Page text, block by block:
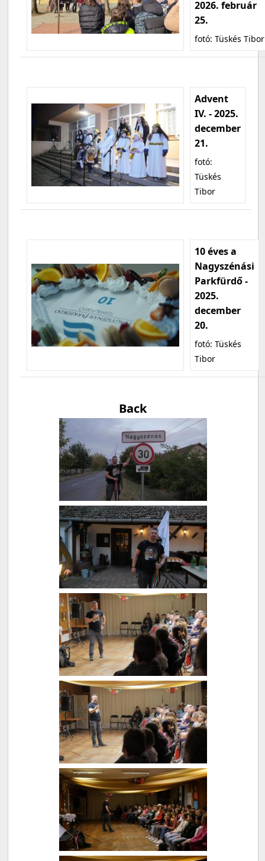
2026. február
25.
fotó: Tüskés Tibor
Advent
IV. - 2025.
december
21.
fotó:
Tüskés
Tibor
10 éves a
Nagyszénási
Parkfürdő -
2025.
december
20.
fotó: Tüskés
Tibor
Back